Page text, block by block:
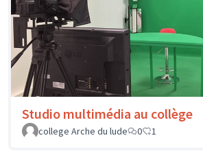
Studio multimédia au collège
college Arche du lude
0 1